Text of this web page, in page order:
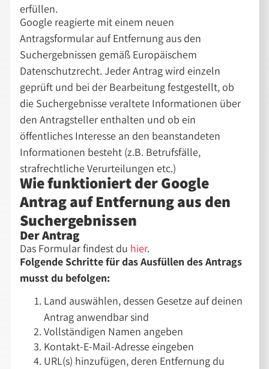
erfüllen.
Google reagierte mit einem neuen
Antragsformular auf Entfernung aus den
Suchergebnissen gemäß Europäischem
Datenschutzrecht. Jeder Antrag wird einzeln
geprüft und bei der Bearbeitung festgestellt, ob
die Suchergebnisse veraltete Informationen über
den Antragsteller enthalten und ob ein
öffentliches Interesse an den beanstandeten
Informationen besteht (z.B. Betrufsfälle,
strafrechtliche Verurteilungen etc.)
Wie funktioniert der Google
Antrag auf Entfernung aus den
Suchergebnissen
Der Antrag
Das Formular findest du hier.
Folgende Schritte für das Ausfüllen des Antrags
musst du befolgen:
Land auswählen, dessen Gesetze auf deinen
Antrag anwendbar sind
Vollständigen Namen angeben
Kontakt-E-Mail-Adresse eingeben
URL(s) hinzufügen, deren Entfernung du